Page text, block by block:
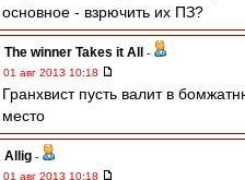
основное - взрючить их ПЗ?
The winner Takes it All
-
01 авг 2013 10:18
Гранхвист пусть валит в
место
Allig -
01 авг 2013 10:18